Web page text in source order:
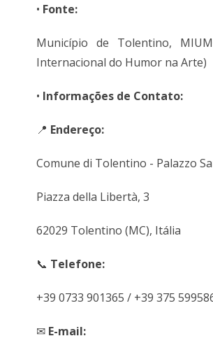
• Fonte:
Município de Tolentino,
Internacional do Humor na Arte)
• Informações de Contato:
📍 Endereço:
Comune di Tolentino - Palazzo
Piazza della Libertà, 3
62029 Tolentino (MC), Itália
📞 Telefone:
+39 0733 901365 / +39 375
✉ E-mail: